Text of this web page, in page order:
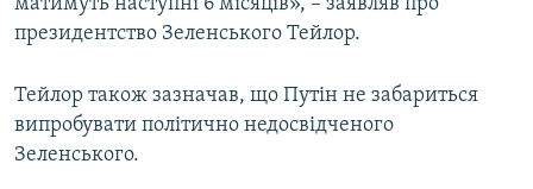
матимуть наступні 6 місяців», – заявляв про
президентство Зеленського Тейлор.
Тейлор також зазначав, що Путін не забариться
випробувати політично недосвідченого
Зеленського.